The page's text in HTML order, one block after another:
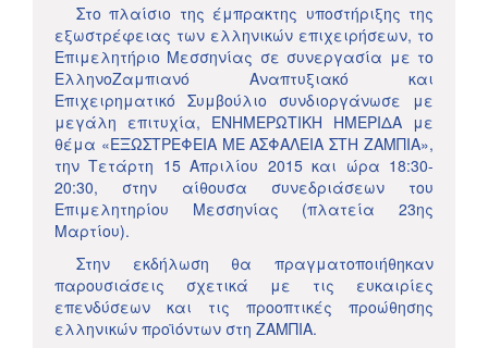
Στο πλαίσιο της έμπρακτης υποστήριξης της
εξωστρέφειας των ελληνικών επιχειρήσεων, το
Επιμελητήριο Μεσσηνίας σε συνεργασία με το
ΕλληνοΖαμπιανό Αναπτυξιακό και
Επιχειρηματικό Συμβούλιο συνδιοργάνωσε με
μεγάλη επιτυχία, ΕΝΗΜΕΡΩΤΙΚΗ ΗΜΕΡΙΔΑ με
θέμα «ΕΞΩΣΤΡΕΦΕΙΑ ΜΕ ΑΣΦΑΛΕΙΑ ΣΤΗ ΖΑΜΠΙΑ»,
την Τετάρτη 15 Απριλίου 2015 και ώρα 18:30-
20:30, στην αίθουσα συνεδριάσεων του
Επιμελητηρίου Μεσσηνίας (πλατεία 23ης
Μαρτίου).
Στην εκδήλωση θα πραγματοποιήθηκαν
παρουσιάσεις σχετικά με τις ευκαιρίες
επενδύσεων και τις προοπτικές προώθησης
ελληνικών προϊόντων στη ΖΑΜΠΙΑ.